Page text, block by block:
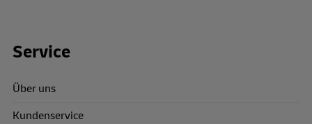
Footer Links
Service
Über uns
Kundenservice